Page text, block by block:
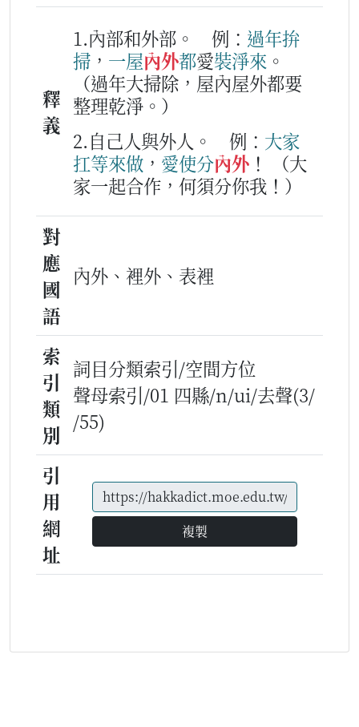
釋
義
1.內部和外部。 例： 過年拚
掃 ， 一屋內外都愛裝淨來 。
（過年大掃除，屋內屋外都要
整理乾淨。）
2.自己人與外人。
例： 大家
扛等來做 ， 愛使分內外 ！
（大
家一起合作，何須分你我！）
對
應
國
語
內外、裡外、表裡
索
引
類
別
詞目分類索引/空間方位
聲母索引/01 四縣/n/ui/去聲(3/
/55)
引
用
網
址
複製